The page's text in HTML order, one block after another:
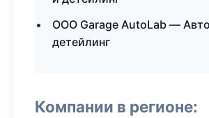
ООО Garage AutoLab —
детейлинг
Компании в регионе: